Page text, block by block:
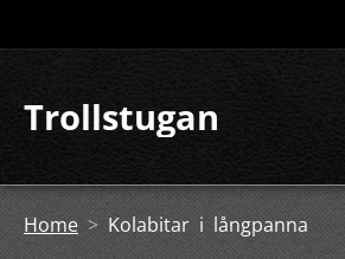
Trollstugan
Home > Kolabitar i långpanna